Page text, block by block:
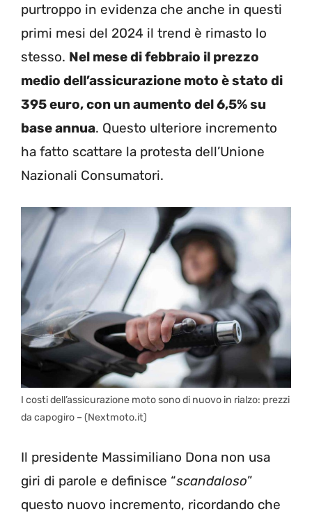
purtroppo in evidenza che anche in questi
primi mesi del 2024 il trend è rimasto lo
stesso. Nel mese di febbraio il prezzo
medio dell’assicurazione moto è stato di
395 euro, con un aumento del 6,5% su
base annua. Questo ulteriore incremento
ha fatto scattare la protesta dell’Unione
Nazionali Consumatori.
I costi dell’assicurazione moto sono di nuovo in rialzo: prezzi
da capogiro – (Nextmoto.it)
Il presidente Massimiliano Dona non usa
giri di parole e definisce “scandaloso”
questo nuovo incremento, ricordando che